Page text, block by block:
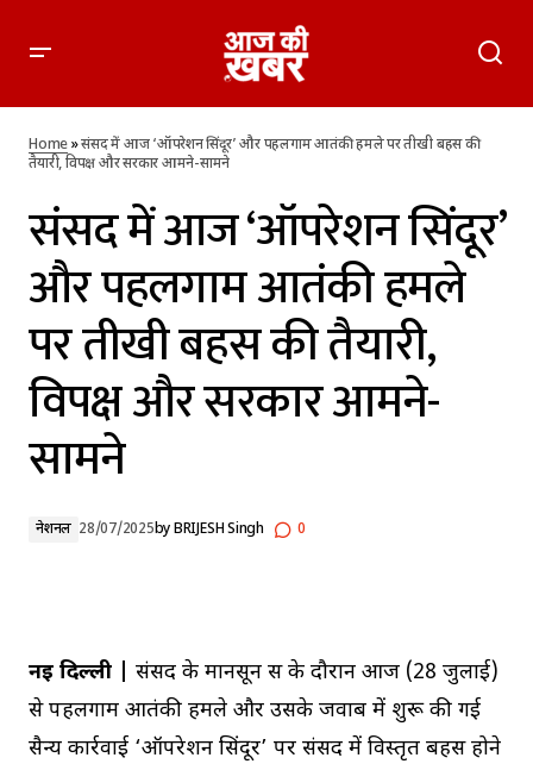
की तैयारी, विपक्ष और सरकार आमने-सामने
Home»संसद में आज ‘ऑपरेशन सिंदूर’ और पहलगाम आतंकी हमले पर तीखी बहस की
तैयारी, विपक्ष और सरकार आमने-सामने
संसद में आज ‘ऑपरेशन सिंदूर’
और पहलगाम आतंकी हमले
पर तीखी बहस की तैयारी,
विपक्ष और सरकार आमने-
सामने
नेशनल 28/07/2025byBRIJESH Singh 0
नई दिल्ली |
संसद के मानसून सत्र के दौरान आज (28 जुलाई)
से पहलगाम आतंकी हमले और उसके जवाब में शुरू की गई
सैन्य कार्रवाई ‘ऑपरेशन सिंदूर’ पर संसद में विस्तृत बहस होने